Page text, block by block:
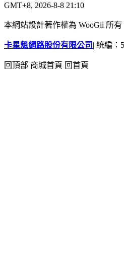
GMT+8, 2026-8-8 21:10
本網站設計著作權為 WooGii 所有
卡星魁網路股份有限公司 | 統編：
回頂部 商城首頁 回首頁